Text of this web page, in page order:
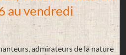
au vendredi
admirateurs de la nature